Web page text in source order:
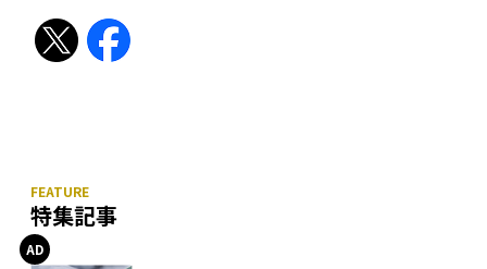
特集記事